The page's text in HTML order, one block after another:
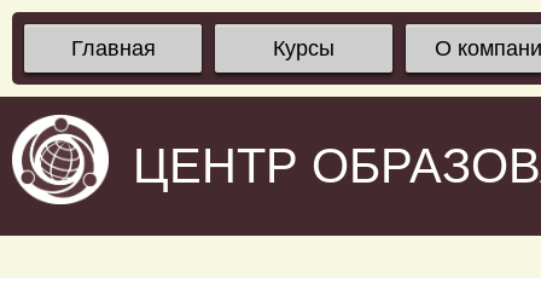
Главная Курсы О
ЦЕНТР